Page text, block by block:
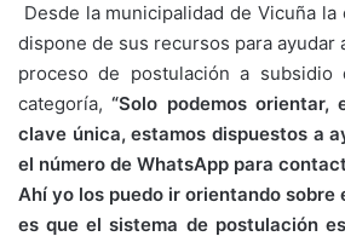
Desde la municipalidad de Vicuña
dispone de sus recursos para ayudar
proceso de postulación a subsidio
categoría,“Solo podemos
clave única, estamos dispuestos a
el número de WhatsApp para
Ahí yo los puedo ir orientando sobre
es que el sistema de postulación